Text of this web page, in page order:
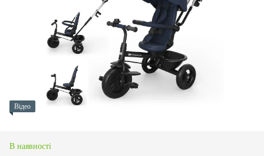
Відео
В наявності